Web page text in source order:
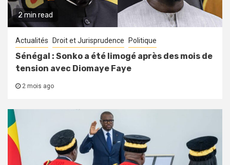
2 min read
Actualités Droit et Jurisprudence Politique
Sénégal : Sonko a été limogé après des mois de
tension avec Diomaye Faye
2 mois ago